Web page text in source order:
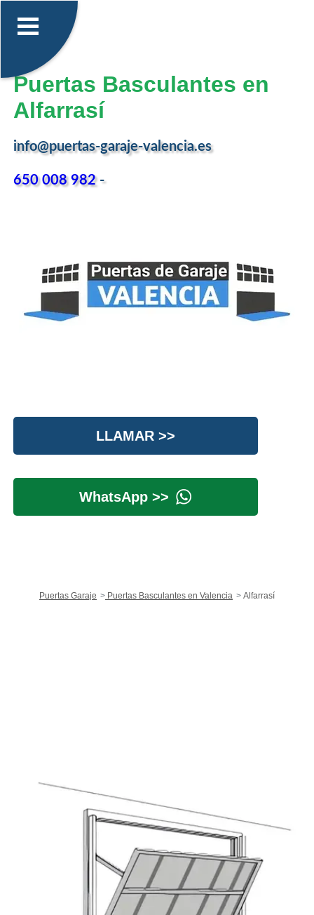
Puertas Basculantes en
Alfarrasí
info@puertas-garaje-valencia.es
650 008 982-
LLAMAR >>
WhatsApp >>
Puertas Garaje Puertas Basculantes en Valencia Alfarrasí